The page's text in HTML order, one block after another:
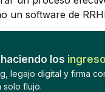
un software de
los
legajo digital y firma
solo flujo.